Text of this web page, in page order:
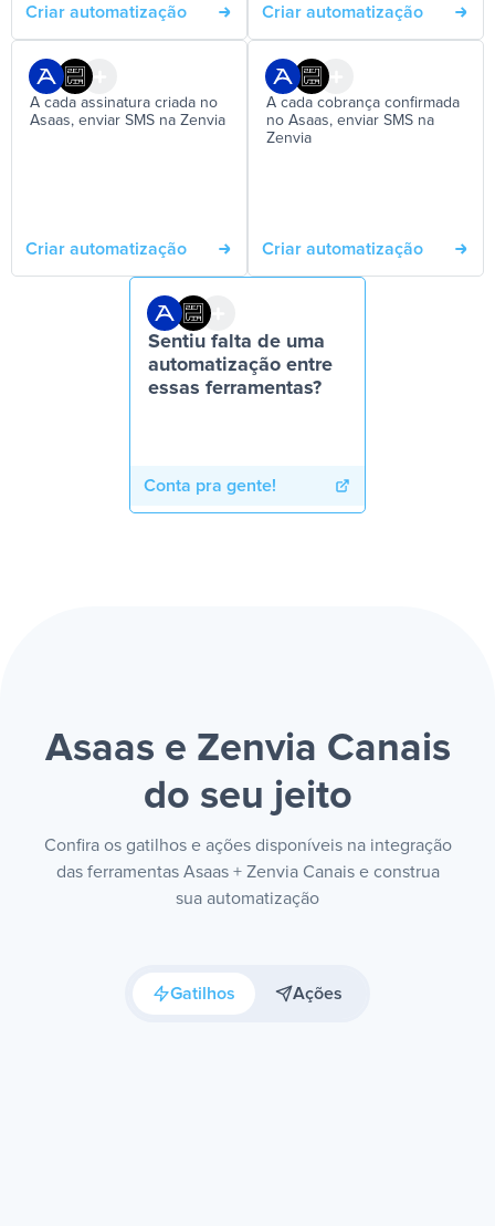
Criar automatização Criar automatização
A cada assinatura criada no
Asaas, enviar SMS na Zenvia
Criar automatização
A cada cobrança confirmada
no Asaas, enviar SMS na
Zenvia
Criar automatização
Sentiu falta de uma
automatização entre
essas ferramentas?
Conta pra gente!
Asaas e Zenvia Canais
do seu jeito
Confira os gatilhos e ações disponíveis na integração
das ferramentas Asaas + Zenvia Canais e construa
sua automatização
Gatilhos Ações